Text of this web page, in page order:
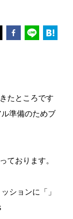
たところです
準備のためブ
ております。
ションに「」